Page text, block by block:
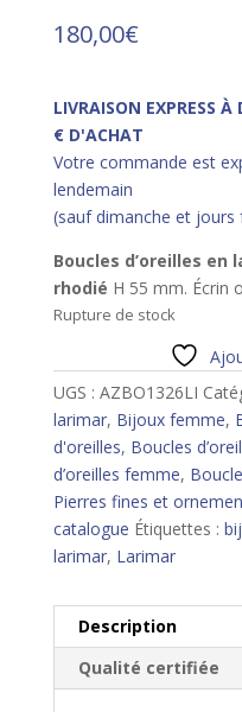
180,00€
LIVRAISON EXPRESS À
€ D'ACHAT
Votre commande est
lendemain
(sauf dimanche et jours
Boucles d’oreilles en
rhodié H 55 mm. Écrin
Rupture de stock
UGS : AZBO1326LI
larimar, Bijoux femme,
d'oreilles, Boucles
d’oreilles femme,
Pierres fines et
catalogue Étiquettes :
larimar, Larimar
Description
Qualité certifiée